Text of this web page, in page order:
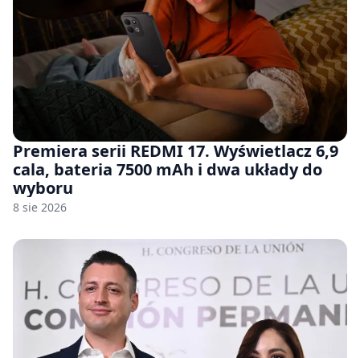
Premiera serii REDMI 17. Wyświetlacz 6,9
cala, bateria 7500 mAh i dwa układy do
wyboru
8 sie 2026